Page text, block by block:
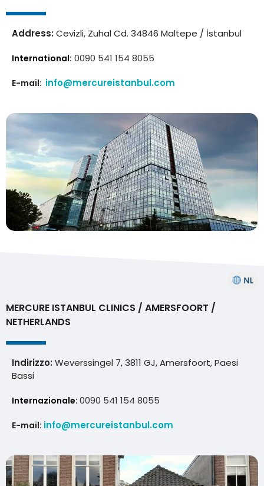
Address:Cevizli, Zuhal Cd. 34846 Maltepe / İstanbul
International: 0090 541 154 8055
E-mail: info@mercureistanbul.com
MERCURE ISTANBUL CLINICS / AMERSFOORT /
NETHERLANDS
Indirizzo: Weverssingel 7, 3811 GJ, Amersfoort, Paesi
Bassi
Internazionale: 0090 541 154 8055
E-mail: info@mercureistanbul.com